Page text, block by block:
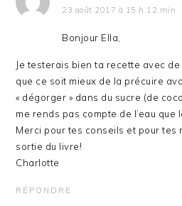
23 août 2017 à 15 h 12 min
Bonjour Ella,
Je testerais bien ta recette avec
que ce soit mieux de la précuire
« dégorger » dans du sucre (de
me rends pas compte de l’eau que
Merci pour tes conseils et pour tes
sortie du livre!
Charlotte
RÉPONDRE